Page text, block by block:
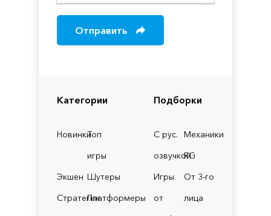
Категории
НовинкиТоп
игры
Экшен Шутеры
СтратегииПлатформеры
Подборки
С рус.
озвучкой
Механики
RG
Игры
от
От 3-го
лица
Отправить